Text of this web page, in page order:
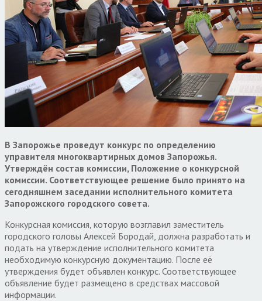
В Запорожье проведут конкурс по определению
управителя многоквартирных домов Запорожья.
Утверждён состав комиссии, Положение о конкурсной
комиссии. Соответствующее решение было принято на
сегодняшнем заседании исполнительного комитета
Запорожского городского совета.
Конкурсная комиссия, которую возглавил заместитель
городского головы Алексей Бородай, должна разработать и
подать на утверждение исполнительного комитета
необходимую конкурсную документацию. После её
утверждения будет объявлен конкурс. Соответствующее
объявление будет размещено в средствах массовой
информации.